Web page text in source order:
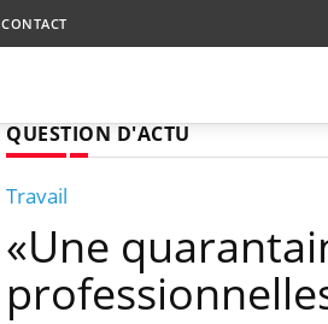
CONTACT
QUESTION D'ACTU
Travail
«Une